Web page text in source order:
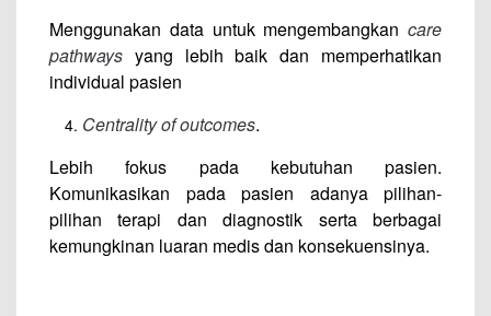
Menggunakan data untuk mengembangkan care
pathways yang lebih baik dan memperhatikan
individual pasien
Centrality of outcomes.
Lebih fokus pada kebutuhan pasien.
Komunikasikan pada pasien adanya pilihan-
pilihan terapi dan diagnostik serta berbagai
kemungkinan luaran medis dan konsekuensinya.